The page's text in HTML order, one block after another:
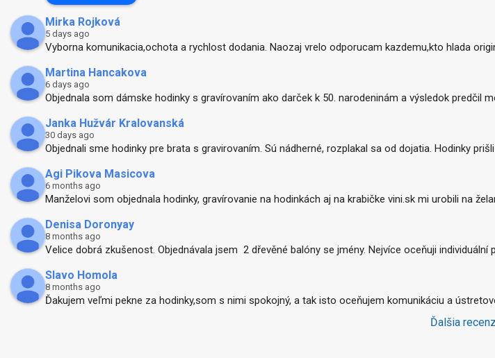
Mirka Rojková
5 days ago
Vyborna komunikacia,ochota a rychlost dodania. Naozaj vrelo odporucam kazdemu,kto hlada
Martina Hancakova
6 days ago
Objednala som dámske hodinky s gravírovaním ako darček k 50. narodeninám a výsledok predčil
Janka Hužvár Kralovanská
30 days ago
Objednali sme hodinky pre brata s gravirovaním. Sú nádherné, rozplakal sa od dojatia. Hodinky
Agi Pikova Masicova
6 months ago
Manželovi som objednala hodinky, gravírovanie na hodinkách aj na krabičke vini.sk mi urobili na
Denisa Doronyay
8 months ago
Velice dobrá zkušenost. Objednávala jsem  2 dřevěné balóny se jmény. Nejvíce oceňuji individuální
Slavo Homola
8 months ago
Ďakujem veľmi pekne za hodinky,som s nimi spokojný, a tak isto oceňujem komunikáciu a
Ďalšia